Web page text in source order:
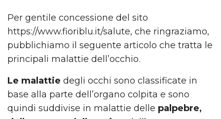
Per gentile concessione del sito
https://www.fioriblu.it/salute, che ringraziamo,
pubblichiamo il seguente articolo che tratta le
principali malattie dell’occhio.
Le malattie degli occhi sono classificate in
base alla parte dell’organo colpita e sono
quindi suddivise in malattie delle palpebre,